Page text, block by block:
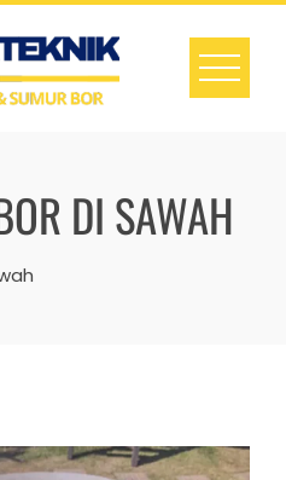
DI SAWAH